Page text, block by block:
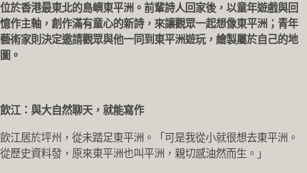
位於香港最東北的島嶼東平洲。前輩詩人回家後，以童年遊戲與回
憶作主軸，創作滿有童心的新詩，來讓觀眾一起想像東平洲；青年
藝術家則決定邀請觀眾與他一同到東平洲遊玩，繪製屬於自己的地
圖。
飲江：與大自然聊天，就能寫作
飲江居於坪州，從未踏足東平洲。「可是我從小就很想去東平洲。
從歷史資料發，原來東平洲也叫平洲，親切感油然而生。」